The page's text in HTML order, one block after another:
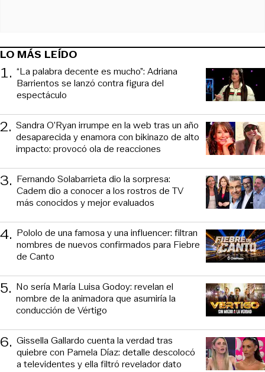
LO MÁS LEÍDO
1. “La palabra decente es mucho”: Adriana
Barrientos se lanzó contra figura del
espectáculo
2. Sandra O’Ryan irrumpe en la web tras un año
desaparecida y enamora con bikinazo de alto
impacto: provocó ola de reacciones
3. Fernando Solabarrieta dio la sorpresa:
Cadem dio a conocer a los rostros de TV
más conocidos y mejor evaluados
4. Pololo de una famosa y una influencer: filtran
nombres de nuevos confirmados para Fiebre
de Canto
5. No sería María Luisa Godoy: revelan el
nombre de la animadora que asumiría la
conducción de Vértigo
6. Gissella Gallardo cuenta la verdad tras
quiebre con Pamela Díaz: detalle descolocó
a televidentes y ella filtró revelador dato